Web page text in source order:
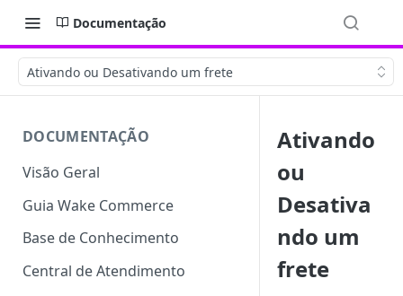
Documentação
Ativando ou Desativando um frete
DOCUMENTAÇÃO
Visão Geral
Guia Wake Commerce
Base de Conhecimento
Central de Atendimento
Ativando
ou
Desativa
ndo um
frete